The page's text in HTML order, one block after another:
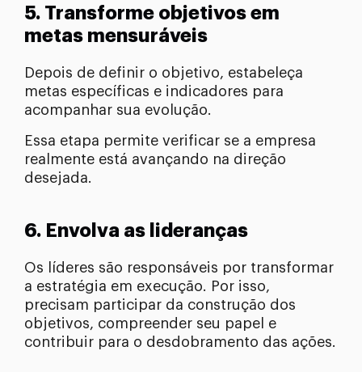
5. Transforme objetivos em
metas mensuráveis
Depois de definir o objetivo, estabeleça
metas específicas e indicadores para
acompanhar sua evolução.
Essa etapa permite verificar se a empresa
realmente está avançando na direção
desejada.
6. Envolva as lideranças
Os líderes são responsáveis por transformar
a estratégia em execução. Por isso,
precisam participar da construção dos
objetivos, compreender seu papel e
contribuir para o desdobramento das ações.